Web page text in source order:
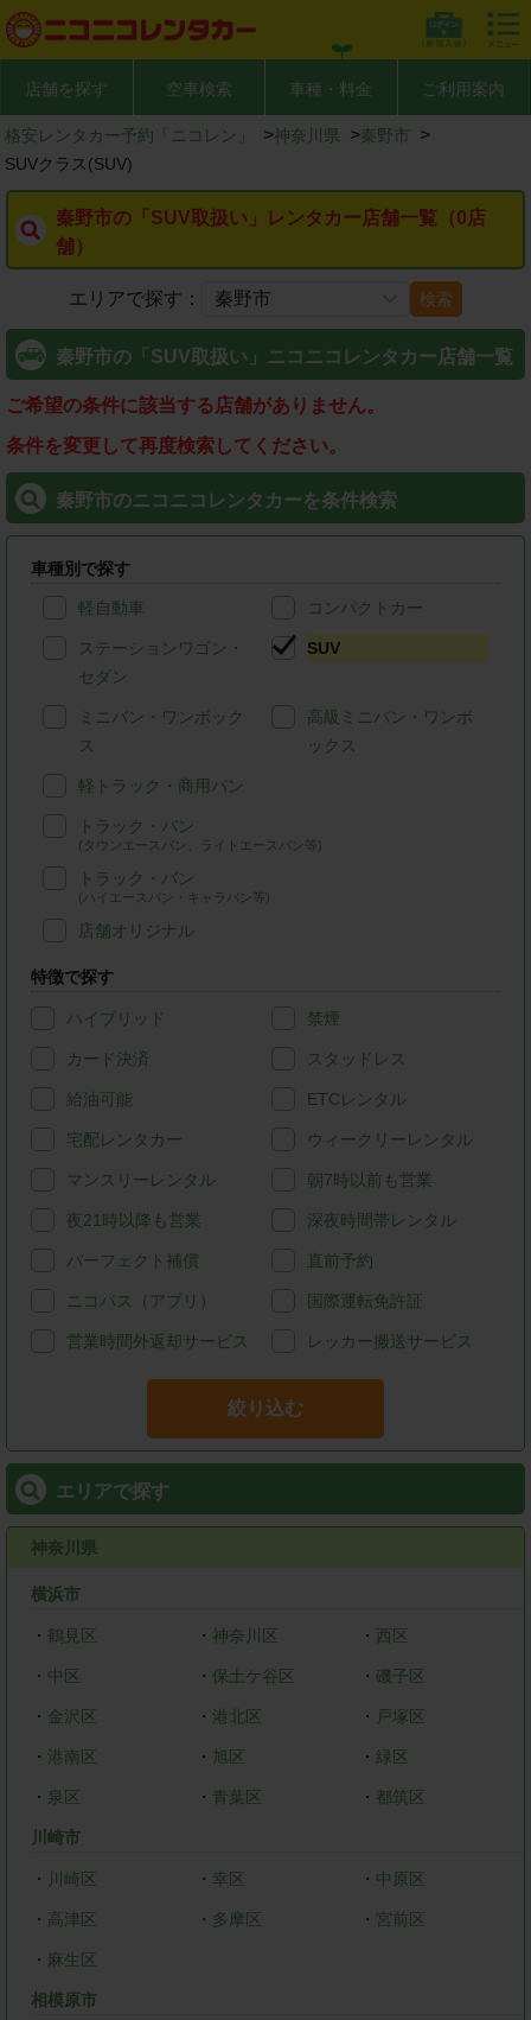
店舗を探す 空車検索 車種・料金 ご利用案内
格安レンタカー予約「ニコレン」 >神奈川県 >秦野市 >
SUVクラス(SUV)
秦野市の「SUV取扱い」レンタカー店舗一覧（0店
舗）
エリアで探す： 検索
秦野市の「SUV取扱い」ニコニコレンタカー店舗一覧
ご希望の条件に該当する店舗がありません。
条件を変更して再度検索してください。
秦野市のニコニコレンタカーを条件検索
車種別で探す
軽自動車 コンパクトカー
ステーションワゴン・
セダン
SUV
ミニバン・ワンボック
ス
高級ミニバン・ワンボ
ックス
軽トラック・商用バン
トラック・バン
(タウンエースバン、ライトエースバン等)
トラック・バン
(ハイエースバン・キャラバン等)
店舗オリジナル
特徴で探す
ハイブリッド 禁煙
カード決済 スタッドレス
給油可能 ETCレンタル
宅配レンタカー ウィークリーレンタル
マンスリーレンタル 朝7時以前も営業
夜21時以降も営業 深夜時間帯レンタル
パーフェクト補償 直前予約
ニコパス（アプリ） 国際運転免許証
営業時間外返却サービス レッカー搬送サービス
絞り込む
エリアで探す
神奈川県
横浜市
・ 鶴見区 ・ 神奈川区 ・ 西区
・ 中区 ・ 保土ケ谷区 ・磯子区
・ 金沢区 ・ 港北区 ・ 戸塚区
・ 港南区 ・ 旭区 ・ 緑区
・ 泉区 ・ 青葉区 ・ 都筑区
川崎市
・ 川崎区 ・ 幸区 ・ 中原区
・ 高津区 ・ 多摩区 ・ 宮前区
・ 麻生区
相模原市